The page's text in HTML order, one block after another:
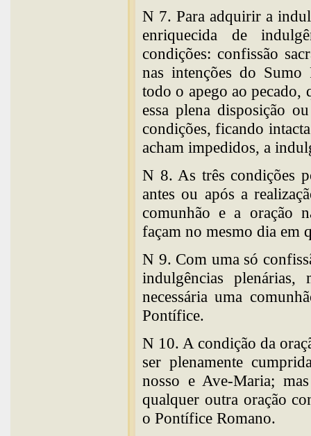
N 7. Para adquirir a
enriquecida de
condições: confissão
nas intenções do Sumo
todo o apego ao pecado,
essa plena disposição
condições, ficando
acham impedidos, a
N 8. As três condições
antes ou após a
comunhão e a oração
façam no mesmo dia em
N 9. Com uma só
indulgências
necessária uma
Pontífice.
N 10. A condição da
ser plenamente
nosso e Ave-Maria;
qualquer outra oração
o Pontífice Romano.